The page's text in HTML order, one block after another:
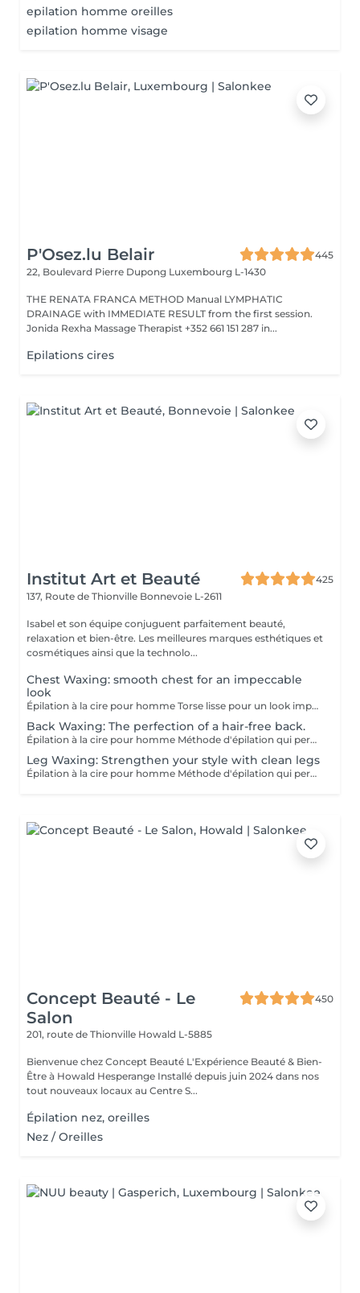
epilation homme oreilles
epilation homme visage
P'Osez.lu Belair
445
22, Boulevard Pierre Dupong Luxembourg L-1430
THE RENATA FRANCA METHOD Manual LYMPHATIC
DRAINAGE with IMMEDIATE RESULT from the first session.
Jonida Rexha Massage Therapist +352 661 151 287 in...
Epilations cires
Institut Art et Beauté
425
137, Route de Thionville Bonnevoie L-2611
Isabel et son équipe conjuguent parfaitement beauté,
relaxation et bien-être. Les meilleures marques esthétiques et
cosmétiques ainsi que la technolo...
Chest Waxing: smooth chest for an impeccable
look
Épilation à la cire pour homme Torse lisse pour un look impeccable. Méthode d'épilation qui permet l'élimination des poils de façon efficace. Les poils qui repoussent s'affinent et sont plus doux. Pour l'épilation masculine, nous utilisons la cire tiède pour la plupart des régions du corps et la cire chaude pour les régions plus sensibles (torse et parties intimes). Le post-épilatoire spécifique aux besoins de la peau des hommes est appliqué par la suite afin de minimiser l'apparition de petits boutons et de poils incarnés. Gardez à l'esprit qu'une exfoliation APRÈS l'épilation est la façon la plus efficace de minimiser ces effets indésirables.
Back Waxing: The perfection of a hair-free back.
Épilation à la cire pour homme Méthode d'épilation qui permet l'élimination des poils de façon efficace. Les poils qui repoussent s'affinent et sont plus doux. Pour l'épilation masculine, nous utilisons la cire tiède pour la plupart des régions du corps et la cire chaude pour les régions plus sensibles (torse et parties intimes). Le post-épilatoire spécifique aux besoins de la peau des hommes est appliqué par la suite afin de minimiser l'apparition de petits boutons et de poils incarnés. Gardez à l'esprit qu'une exfoliation APRÈS l'épilation est la façon la plus efficace de minimiser ces effets indésirables.
Leg Waxing: Strengthen your style with clean legs
Épilation à la cire pour homme Méthode d'épilation qui permet l'élimination des poils de façon efficace. Les poils qui repoussent s'affinent et sont plus doux. Pour l'épilation masculine, nous utilisons la cire tiède pour la plupart des régions du corps et la cire chaude pour les régions plus sensibles (torse et parties intimes). Le post-épilatoire spécifique aux besoins de la peau des hommes est appliqué par la suite afin de minimiser l'apparition de petits boutons et de poils incarnés. Gardez à l'esprit qu'une exfoliation APRÈS l'épilation est la façon la plus efficace de minimiser ces effets indésirables.
Concept Beauté - Le
Salon
450
201, route de Thionville Howald L-5885
Bienvenue chez Concept Beauté L'Expérience Beauté & Bien-
Être à Howald Hesperange Installé depuis juin 2024 dans nos
tout nouveaux locaux au Centre S...
Épilation nez, oreilles
Nez / Oreilles